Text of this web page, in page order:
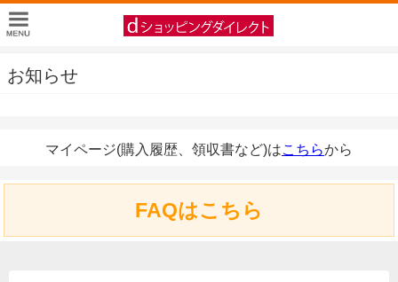
お知らせ
マイページ(購入履歴、領収書など)はこちらから
FAQはこちら